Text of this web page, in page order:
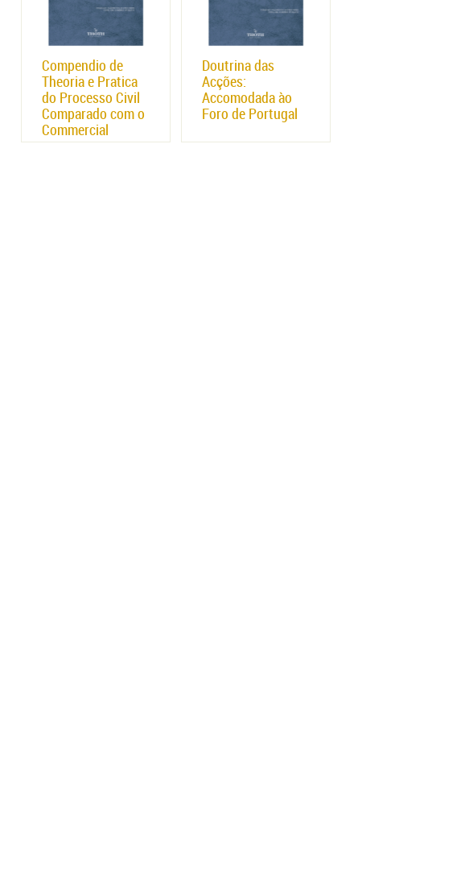
Compendio de
Theoria e Pratica
do Processo Civil
Comparado com o
Commercial
Doutrina das
Acções:
Accomodada ào
Foro de Portugal